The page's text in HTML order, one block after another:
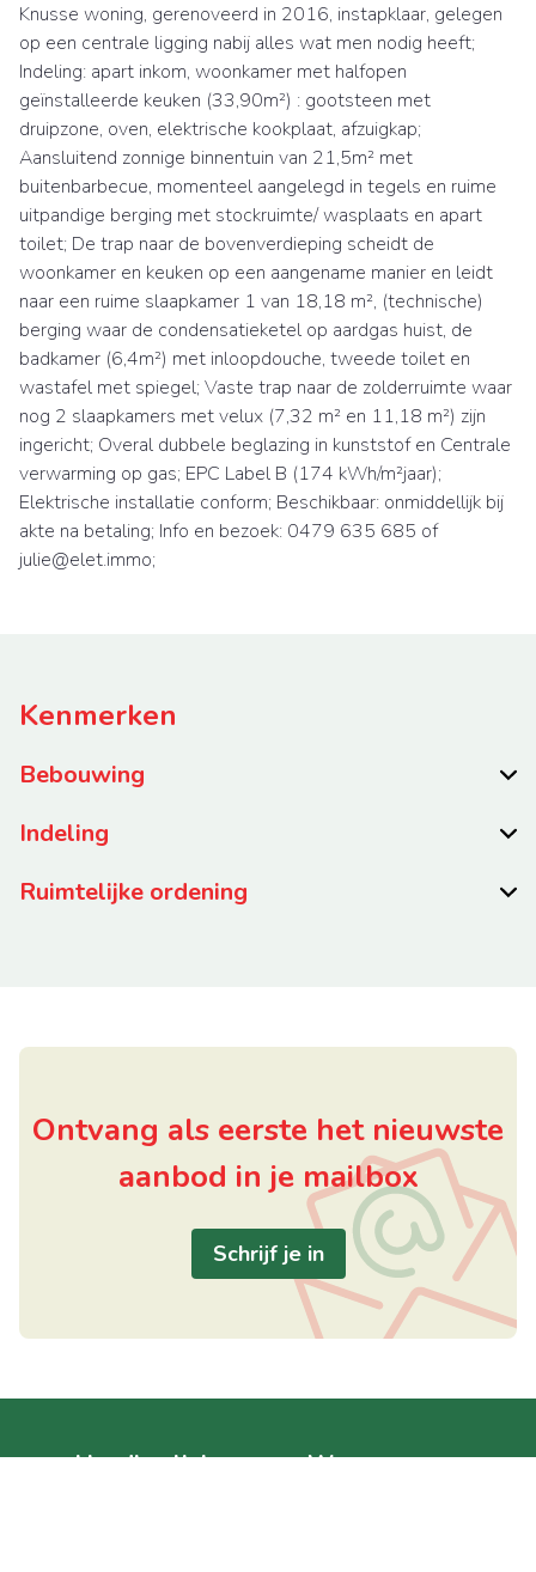
Knusse woning, gerenoveerd in 2016, instapklaar, gelegen
op een centrale ligging nabij alles wat men nodig heeft;
Indeling: apart inkom, woonkamer met halfopen
geïnstalleerde keuken (33,90m²) : gootsteen met
druipzone, oven, elektrische kookplaat, afzuigkap;
Aansluitend zonnige binnentuin van 21,5m² met
buitenbarbecue, momenteel aangelegd in tegels en ruime
uitpandige berging met stockruimte/ wasplaats en apart
toilet; De trap naar de bovenverdieping scheidt de
woonkamer en keuken op een aangename manier en leidt
naar een ruime slaapkamer 1 van 18,18 m², (technische)
berging waar de condensatieketel op aardgas huist, de
badkamer (6,4m²) met inloopdouche, tweede toilet en
wastafel met spiegel; Vaste trap naar de zolderruimte waar
nog 2 slaapkamers met velux (7,32 m² en 11,18 m²) zijn
ingericht; Overal dubbele beglazing in kunststof en Centrale
verwarming op gas; EPC Label B (174 kWh/m²jaar);
Elektrische installatie conform; Beschikbaar: onmiddellijk bij
akte na betaling; Info en bezoek: 0479 635 685 of
julie@elet.immo;
Kenmerken
Bebouwing
Indeling
Ruimtelijke ordening
Ontvang als eerste het nieuwste
aanbod in je mailbox
Schrijf je in
Handige links Waregem